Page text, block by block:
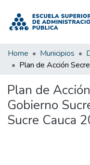
Home Municipios
Plan de
Gobierno
Sucre Cauca